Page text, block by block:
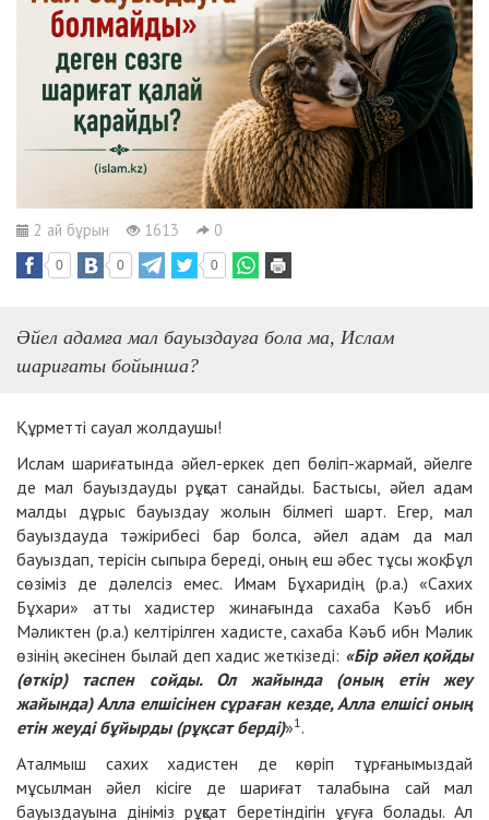
2 ай бұрын 1613 0
0 0 0
Әйел адамға мал бауыздауға бола ма, Ислам
шариғаты бойынша?
Құрметті сауал жолдаушы!
Ислам шариғатында әйел-еркек деп бөліп-жармай, әйелге
де мал бауыздауды рұқсат санайды. Бастысы, әйел адам
малды дұрыс бауыздау жолын білмегі шарт. Егер, мал
бауыздауда тәжірибесі бар болса, әйел адам да мал
бауыздап, терісін сыпыра береді, оның еш әбес тұсы жоқ. Бұл
сөзіміз де дәлелсіз емес. Имам Бұхаридің (р.а.) «Сахих
Бұхари» атты хадистер жинағында сахаба Кәъб ибн
Мәликтен (р.а.) келтірілген хадисте, сахаба Кәъб ибн Мәлик
өзінің әкесінен былай деп хадис жеткізеді: «Бір әйел қойды
(өткір) таспен сойды. Ол жайында (оның етін жеу
жайында) Алла елшісінен сұраған кезде, Алла елшісі оның
етін жеуді бұйырды (рұқсат берді)»1.
Аталмыш сахих хадистен де көріп тұрғанымыздай
мұсылман әйел кісіге де шариғат талабына сай мал
бауыздауына дініміз рұқсат беретіндігін ұғуға болады. Ал